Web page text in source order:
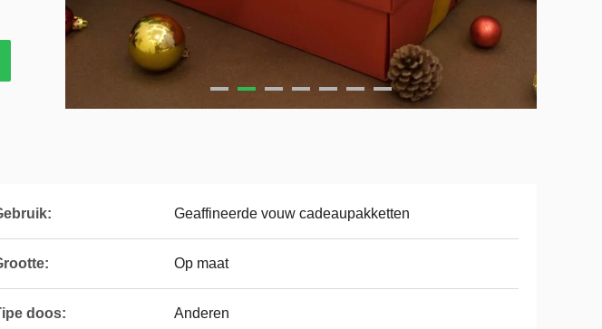
Geaffineerde vouw cadeaupakketten
Op maat
doos: Anderen